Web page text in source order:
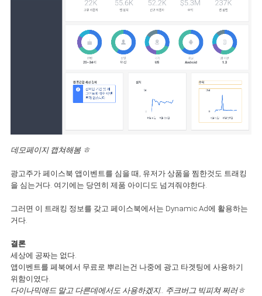
데모페이지 캡쳐해봄 ㅎ
광고주가 페이스북 앱이벤트를 심을 때, 유저가 상품을 찜한것도 트래킹
을 심는거다. 여기에는 당연히 제품 아이디도 넘겨줘야한다.
그러면 이 트래킹 정보를 갖고 페이스북에서는 Dynamic Ad에 활용하는
거다.
결론
세상에 공짜는 없다.
앱이벤트를 페북에서 무료로 뿌리는건 나중에 광고 타겟팅에 사용하기
위함이였다.
다이나믹애드 말고 다른데에서도 사용하겠지.. 주크버그 빅피쳐 쩌러ㅎ